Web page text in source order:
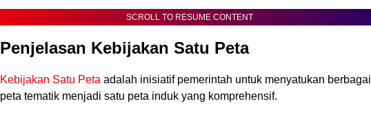
SCROLL TO RESUME CONTENT
Penjelasan Kebijakan Satu Peta
Kebijakan Satu Peta adalah inisiatif pemerintah untuk menyatukan berbagai
peta tematik menjadi satu peta induk yang komprehensif.